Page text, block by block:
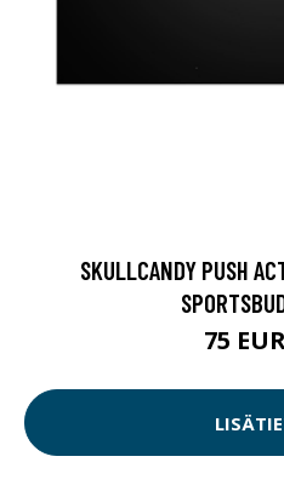
SKULLCANDY PUSH
75